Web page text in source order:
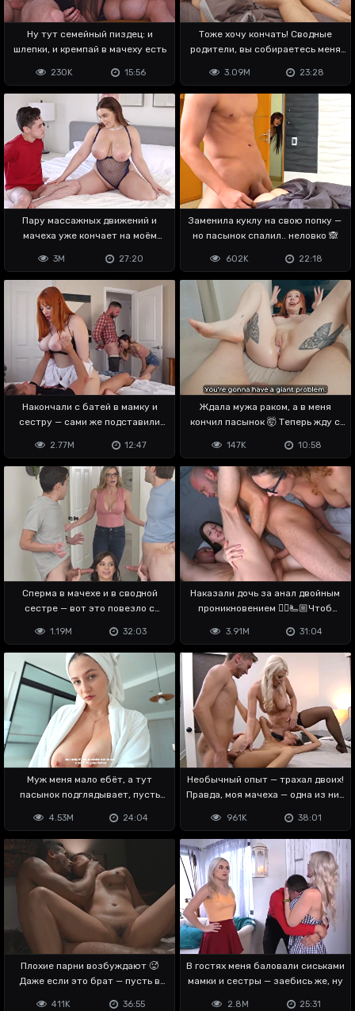
Ну тут семейный пиздец: и
шлепки, и кремпай в мачеху есть
15:56
230K
Тоже хочу кончать! Сводные
родители, вы собираетесь меня
23:28
3.09M
Пару массажных движений и
мачеха уже кончает на моём
27:20
3M
Заменила куклу на свою попку —
но пасынок спалил.. неловко 🙈
22:18
602K
Накончали с батей в мамку и
сестру — сами же подставили
12:47
2.77M
Ждала мужа раком, а в меня
кончил пасынок 🤯 Теперь жду с
10:58
147K
Сперма в мачехе и в сводной
сестре — вот это повезло с
32:03
1.19M
Наказали дочь за анал двойным
проникновением ✊🏼🫷🏼Чтоб
31:04
3.91M
Муж меня мало ебёт, а тут
пасынок подглядывает, пусть
24:04
4.53M
Необычный опыт — трахал двоих!
Правда, моя мачеха — одна из них
38:01
961K
Плохие парни возбуждают 🥵
Даже если это брат — пусть в
36:55
411K
В гостях меня баловали сиськами
мамки и сестры — заебись же, ну
25:31
2.8M